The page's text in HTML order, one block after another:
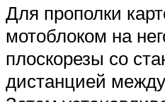
Для прополки
мотоблоком на
плоскорезы со
дистанцией